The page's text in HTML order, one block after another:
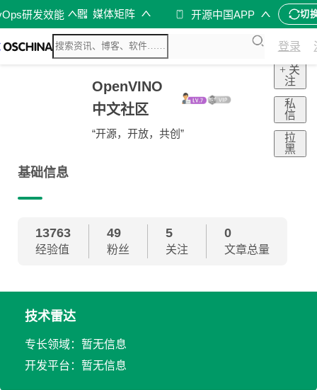
研发效能 媒体矩阵 开源中国APP 切
登录
OpenVINO
中文社区
“开源，开放，共创”
+ 关
注
私
信
拉
黑
基础信息
13763
经验值
49
粉丝
5
关注
0
文章总量
技术雷达
专长领域：暂无信息
开发平台：暂无信息